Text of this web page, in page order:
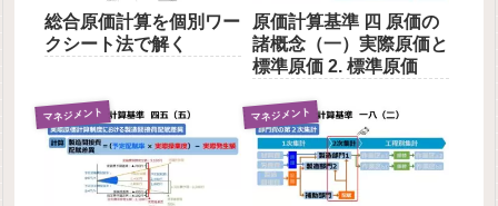
総合原価計算を個別ワー
クシート法で解く
原価計算基準 四 原価の
諸概念（一）実際原価と
標準原価 2. 標準原価
マネジメント マネジメント